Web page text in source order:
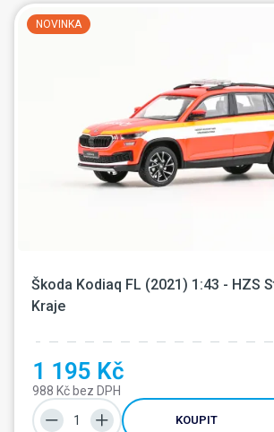
NOVINKA
Škoda Kodiaq FL (2021) 1:43 - HZS
Kraje
1 195 Kč
988 Kč bez DPH
KOUPIT